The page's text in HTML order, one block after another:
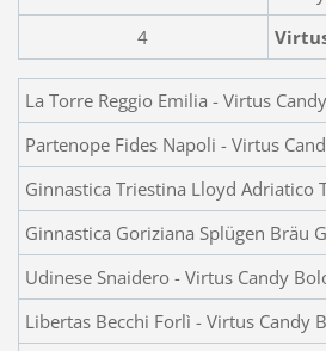
4
La Torre Reggio Emilia - Virtus
Partenope Fides Napoli - Virtus
Ginnastica Triestina Lloyd Adriatico
Ginnastica Goriziana Splügen Bräu
Udinese Snaidero - Virtus Candy
Libertas Becchi Forlì - Virtus Candy